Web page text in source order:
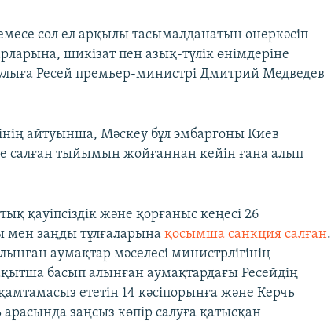
сол ел арқылы тасымалданатын өнеркәсіп
шикізат пен азық-түлік өнімдеріне
Ресей премьер-министрі Дмитрий Медведев
айтуынша, Мәскеу бұл эмбаргоны Киев
салған тыйымын жойғаннан кейін ғана алып
қауіпсіздік және қорғаныс кеңесі 26
мен заңды тұлғаларынақосымша санкция салған.
аумақтар мәселесі министрлігінің
басып алынған аумақтардағы Ресейдің
ететін 14 кәсіпорынға және Керчь
заңсыз көпір салуға қатысқан